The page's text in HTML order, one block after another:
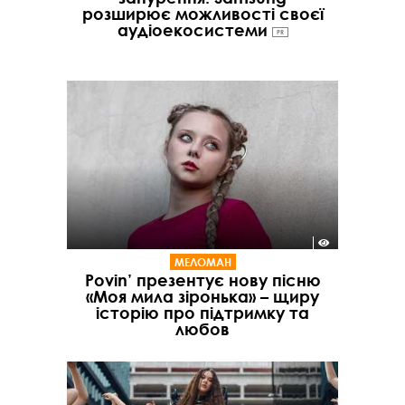
розширює можливості своєї
аудіоекосистеми
PR
МЕЛОМАН
Povin’ презентує нову пісню
«Моя мила зіронька» – щиру
історію про підтримку та
любов